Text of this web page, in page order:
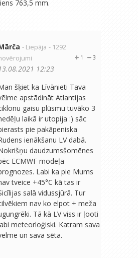
763,5 mm.
- Liepāja - 1292
3
1
12:23
šķiet ka Līvānieti Tava
apstādināt Atlantijas
gaisu plūsmu tuvāko 3
laikā ir utopija :) sāc
pie pakāpeniska
ienākšanu LV dabā.
daudzumsšomēnes
ECMWF modeļa
Labi ka pie Mums
tveice +45°C kā tas ir
salā vidussjūrā. Tur
nav ko elpot + meža
Tā kā LV viss ir ļooti
meteorloģiski. Katram sava
un sava sēta.